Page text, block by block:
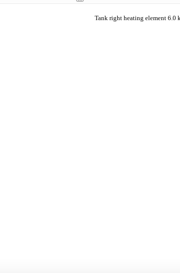
Tank right heating element 6.0